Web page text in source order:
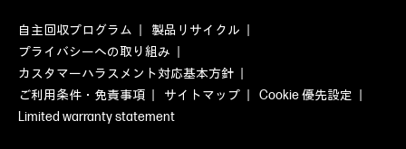
自主回収プログラム
製品リサイクル
プライバシーへの取り組み
カスタマーハラスメント対応基本方針
ご利用条件・免責事項
サイトマップ
Cookie 優先設定
Limited warranty statement